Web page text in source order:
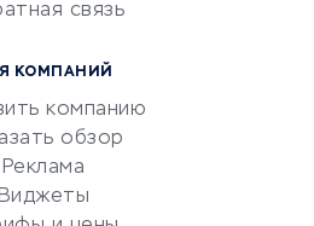
связь
КОМПАНИЙ
компанию
обзор
Реклама
Виджеты